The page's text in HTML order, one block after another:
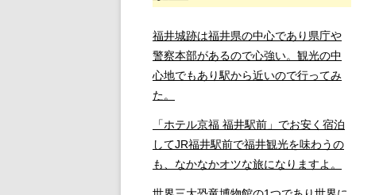
福井城跡は福井県の中心であり県庁や
警察本部があるので心強い。観光の中
心地でもあり駅から近いので行ってみ
た。
「ホテル京福 福井駅前」でお安く宿泊
してJR福井駅前で福井観光を味わうの
も、なかなかオツな旅になりますよ。